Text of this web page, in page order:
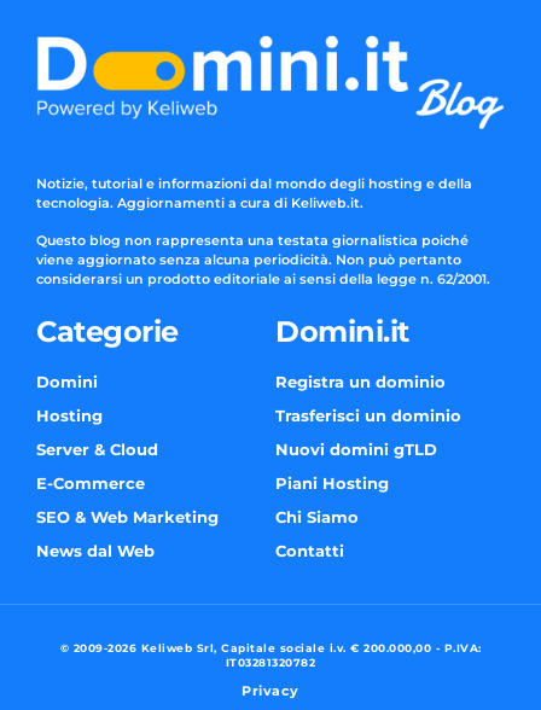
Notizie, tutorial e informazioni dal mondo degli hosting e della
tecnologia. Aggiornamenti a cura di Keliweb.it.
Questo blog non rappresenta una testata giornalistica poiché
viene aggiornato senza alcuna periodicità. Non può pertanto
considerarsi un prodotto editoriale ai sensi della legge n. 62/2001.
Categorie
Domini
Hosting
Server & Cloud
E-Commerce
SEO & Web Marketing
News dal Web
Domini.it
Registra un dominio
Trasferisci un dominio
Nuovi domini gTLD
Piani Hosting
Chi Siamo
Contatti
© 2009-2026 Keliweb Srl, Capitale sociale i.v. € 200.000,00 - P.IVA:
IT03281320782
Privacy